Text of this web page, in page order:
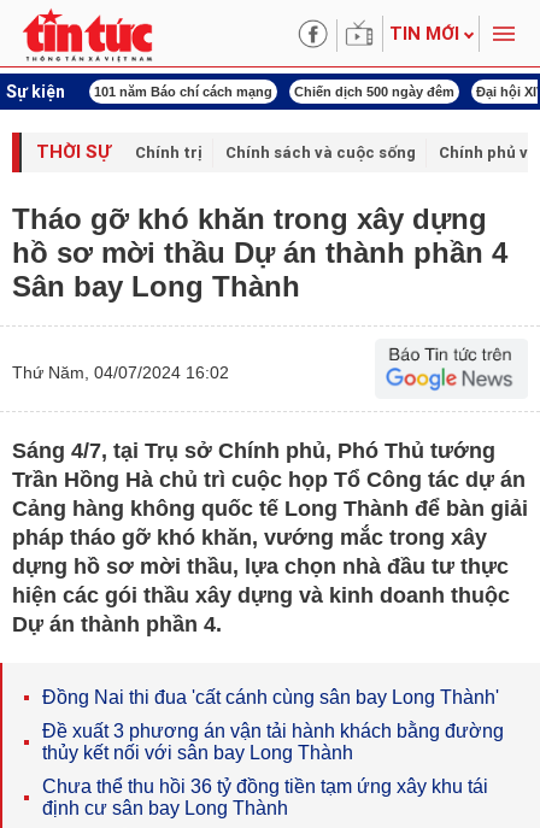
TIN MỚI
Sự kiện
tên Bác 101 năm Báo chí cách mạng Chiến dịch 500 ngày đêm Đại hội
THỜI SỰ Chính trị Chính sách và cuộc sống Chính phủ
Tháo gỡ khó khăn trong xây dựng
hồ sơ mời thầu Dự án thành phần 4
Sân bay Long Thành
Thứ Năm, 04/07/2024 16:02
Sáng 4/7, tại Trụ sở Chính phủ, Phó Thủ tướng
Trần Hồng Hà chủ trì cuộc họp Tổ Công tác dự án
Cảng hàng không quốc tế Long Thành để bàn giải
pháp tháo gỡ khó khăn, vướng mắc trong xây
dựng hồ sơ mời thầu, lựa chọn nhà đầu tư thực
hiện các gói thầu xây dựng và kinh doanh thuộc
Dự án thành phần 4.
Đồng Nai thi đua 'cất cánh cùng sân bay Long Thành'
Đề xuất 3 phương án vận tải hành khách bằng đường
thủy kết nối với sân bay Long Thành
Chưa thể thu hồi 36 tỷ đồng tiền tạm ứng xây khu tái
định cư sân bay Long Thành